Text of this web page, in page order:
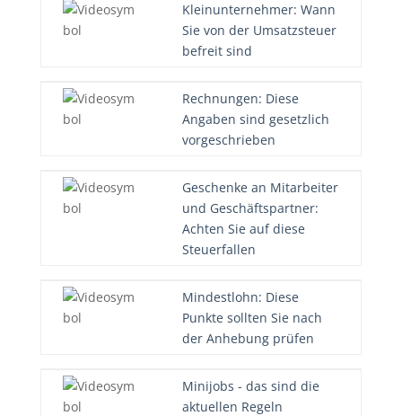
Kleinunternehmer: Wann
Sie von der Umsatzsteuer
befreit sind
Rechnungen: Diese
Angaben sind gesetzlich
vorgeschrieben
Geschenke an Mitarbeiter
und Geschäftspartner:
Achten Sie auf diese
Steuerfallen
Mindestlohn: Diese
Punkte sollten Sie nach
der Anhebung prüfen
Minijobs - das sind die
aktuellen Regeln